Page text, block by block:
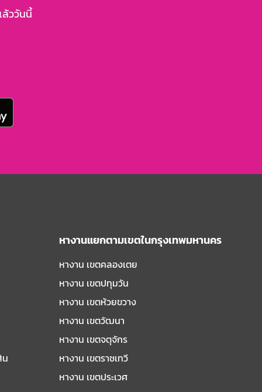
ล้ววันนี้
หางานแยกตามเขตในกรุงเทพมหานคร
หางาน เขตคลองเตย
หางาน เขตปทุมวัน
หางาน เขตห้วยขวาง
หางาน เขตวัฒนา
หางาน เขตจตุจักร
หางาน เขตราชเทวี
หางาน เขตประเวศ